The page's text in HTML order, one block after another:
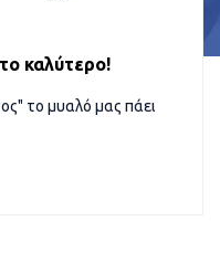
καλύτερο!
το μυαλό μας πάει